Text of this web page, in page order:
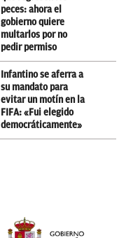
peces: ahora el
gobierno quiere
multarlos por no
pedir permiso
Infantino se aferra a
su mandato para
evitar un motín en la
FIFA: «Fui elegido
democráticamente»